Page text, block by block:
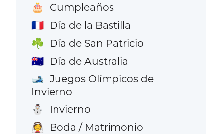
🎂 Cumpleaños
🇫🇷 Día de la Bastilla
☘️ Día de San Patricio
🇦🇺 Día de Australia
🎿 Juegos Olímpicos de
Invierno
⛄ Invierno
👰 Boda / Matrimonio